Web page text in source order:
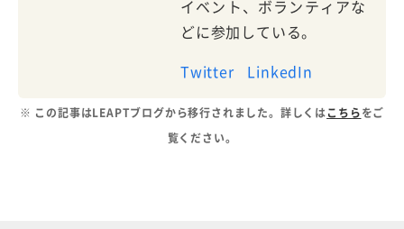
イベント、ボランティアな
どに参加している。
Twitter
LinkedIn
※ この記事はLEAPTブログから移行されました。詳しくはこちらをご
覧ください。